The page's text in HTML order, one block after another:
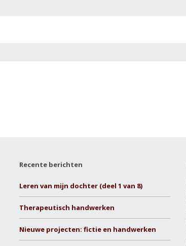
Recente berichten
Leren van mijn dochter (deel 1 van 8)
Therapeutisch handwerken
Nieuwe projecten: fictie en handwerken